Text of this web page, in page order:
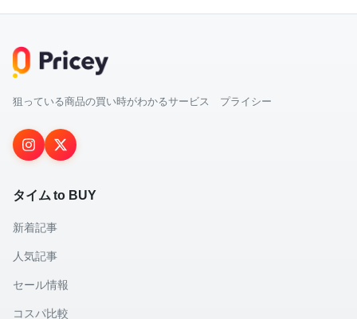
狙っている商品の買い時がわかるサービス プライシー
タイム to BUY
新着記事
人気記事
セール情報
コスパ比較